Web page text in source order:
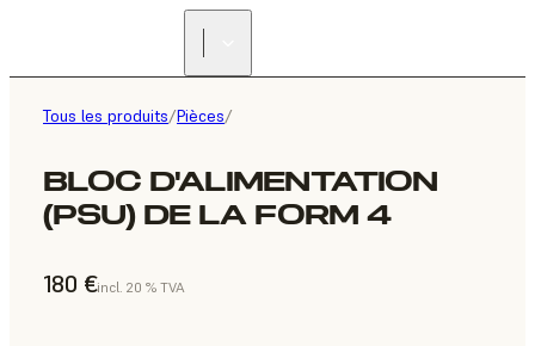
Tous les produits/Pièces/
BLOC D'ALIMENTATION
(PSU) DE LA FORM 4
180 €incl. 20 % TVA